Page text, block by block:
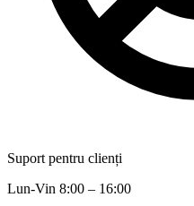
Suport pentru clienți
Lun-Vin 8:00 – 16:00